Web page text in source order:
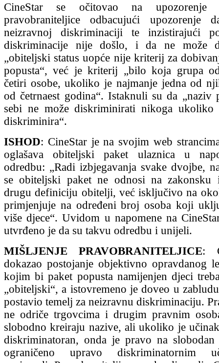
CineStar se očitovao na upozorenje
pravobraniteljice odbacujući
neizravnoj diskriminaciji te inzistirajući
diskriminacije nije došlo, i da ne može
„obiteljski status uopće nije kriterij za
popusta“, već je kriterij „bilo koja grupa
četiri osobe, ukoliko je najmanje jedna od
od četrnaest godina“. Istaknuli su da „naziv
sebi ne može diskriminirati nikoga ukoliko
diskriminira“.
ISHOD: CineStar je na svojim web
oglašava obiteljski paket ulaznica u
odredbu: „Radi izbjegavanja svake dvojbe,
se obiteljski paket ne odnosi na
drugu definiciju obitelji, već isključivo na
primjenjuje na određeni broj osoba koji
više djece“. Uvidom u napomene na
utvrđeno je da su takvu odredbu i unijeli.
MIŠLJENJE PRAVOBRANITELJICE:
dokazao postojanje objektivno opravdanog
kojim bi paket popusta namijenjen djeci
„obiteljski“, a istovremeno je doveo u
postavio temelj za neizravnu diskriminaciju.
ne odriče trgovcima i drugim pravnim
slobodno kreiraju nazive, ali ukoliko je
diskriminatoran, onda je pravo na
ograničeno upravo diskriminatornim